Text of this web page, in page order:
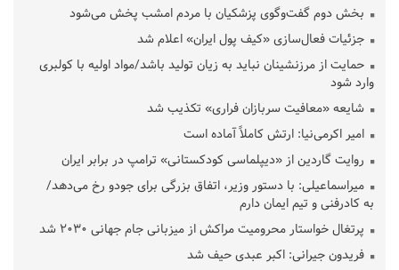
بخش دوم گفت‌وگوی پزشکیان با مردم امشب پخش می‌شود
جزئیات فعال‌سازی «کیف پول ایران» اعلام شد
حمایت از مرزنشینان نباید به زیان تولید باشد/مواد اولیه با کولبری
وارد شود
شایعه «معافیت سربازان فراری» تکذیب شد
امیر اکرمی‌نیا: ارتش کاملاً آماده است
روایت گاردین از «دیپلماسی کودکستانی» ترامپ در برابر ایران
میراسماعیلی: با دستور وزیر، اتفاق بزرگی برای جودو رخ می‌دهد/
به کادرفنی و تیم ایمان دارم
پرتغال خواستار محرومیت مراکش از میزبانی جام جهانی ۲۰۳۰ شد
فریدون جیرانی: اکبر عبدی حیف شد